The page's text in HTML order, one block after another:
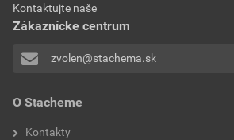
O Stacheme
Kontakty
Kontaktujte naše
Zákaznícke centrum
zvolen@stachema.sk